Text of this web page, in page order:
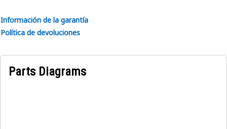
Información de la garantía
Política de devoluciones
Parts Diagrams